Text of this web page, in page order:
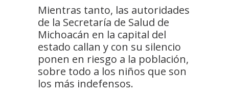
Mientras tanto, las autoridades
de la Secretaría de Salud de
Michoacán en la capital del
estado callan y con su silencio
ponen en riesgo a la población,
sobre todo a los niños que son
los más indefensos.